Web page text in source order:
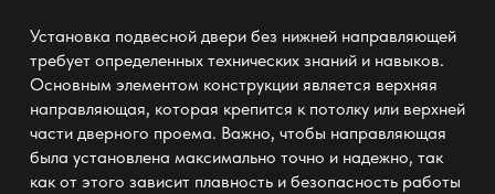
Установка подвесной двери без нижней направляющей
требует определенных технических знаний и навыков.
Основным элементом конструкции является верхняя
направляющая, которая крепится к потолку или верхней
части дверного проема. Важно, чтобы направляющая
была установлена максимально точно и надежно, так
как от этого зависит плавность и безопасность работы